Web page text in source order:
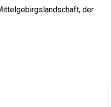
der